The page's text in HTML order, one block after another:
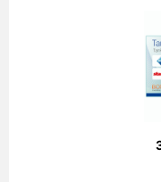
Bezahlen Sie
Bonago-
oder